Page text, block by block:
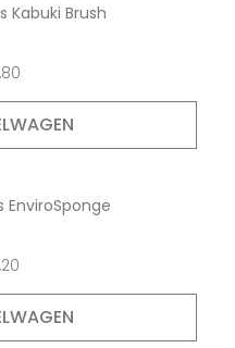
Kabuki Brush
EnviroSponge